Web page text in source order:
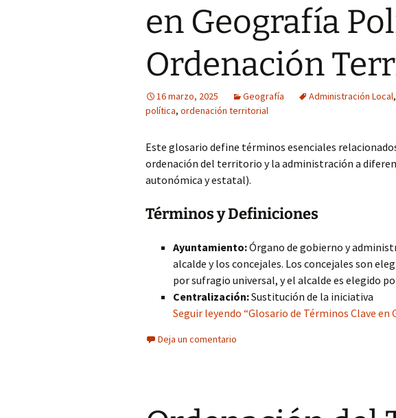
en Geografía
Ordenación
16 marzo, 2025 Geografía Administración Local,
política, ordenación territorial
Este glosario define términos esenciales
ordenación del territorio y la administración a
autonómica y estatal).
Términos y Definiciones
Ayuntamiento:Órgano de gobierno y
alcalde y los concejales. Los concejales son
por sufragio universal, y el alcalde es elegido
Centralización:Sustitución de la iniciativa
Seguir leyendo “Glosario de Términos Clave
Deja un comentario